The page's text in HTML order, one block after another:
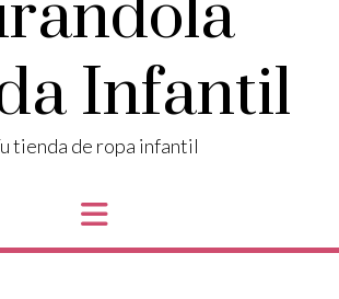
Infantil
tienda de ropa infantil